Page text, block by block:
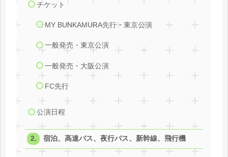
チケット
MY BUNKAMURA先行・東京公演
一般発売・東京公演
一般発売・大阪公演
FC先行
公演日程
宿泊、高速バス、夜行バス、新幹線、飛行機